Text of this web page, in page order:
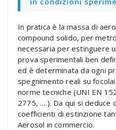
In pratica è la massa di
compound solido, per
necessaria per estinguere
prova sperimentali ben
ed è determinata da ogni
spegnimento reali su
norme tecniche (UNI EN
2775, ….). Da qui si deduce
coefficienti di estinzione
Aerosol in commercio.